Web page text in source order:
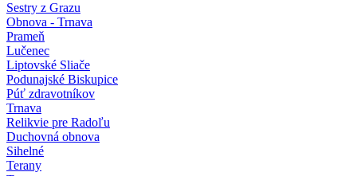
Sestry z Grazu
Obnova - Trnava
Prameň
Lučenec
Liptovské Sliače
Podunajské Biskupice
Púť zdravotníkov
Trnava
Relikvie pre Radoľu
Duchovná obnova
Sihelné
Terany